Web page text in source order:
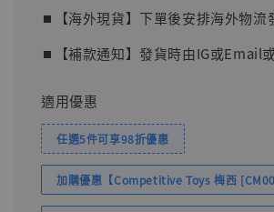
⏹︎【海外現貨】下單後安排海外物流
⏹︎【補款通知】發貨時由IG或Email
適用優惠
任選5件可享98折優惠
加購優惠【Competitive Toys 梅西